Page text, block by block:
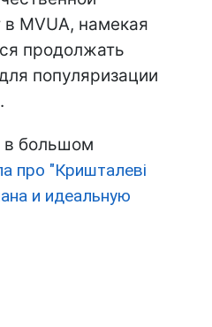
в MVUA, намекая
продолжать
популяризации
в большом
про "Кришталеві
и идеальную